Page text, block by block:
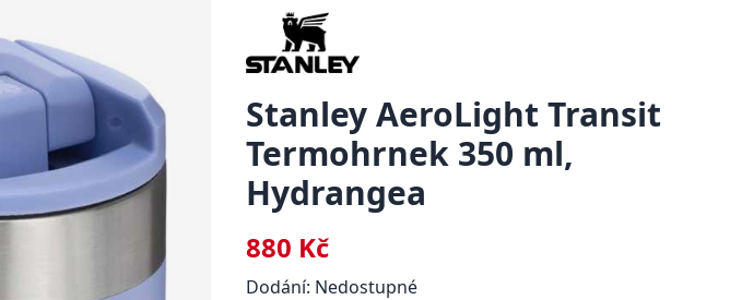
Stanley AeroLight Transit
Termohrnek 350 ml,
Hydrangea
880 Kč
Dodání: Nedostupné